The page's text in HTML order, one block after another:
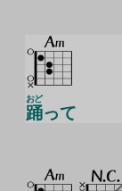
踊
おど
って